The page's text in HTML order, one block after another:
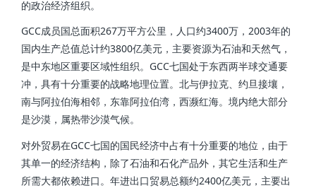
的政治经济组织。
GCC成员国总面积267万平方公里，人口约3400万，2003年的
国内生产总值总计约3800亿美元，主要资源为石油和天然气，
是中东地区重要区域性组织。GCC七国处于东西两半球交通要
冲，具有十分重要的战略地理位置。北与伊拉克、约旦接壤，
南与阿拉伯海相邻，东靠阿拉伯湾，西濒红海。境内绝大部分
是沙漠，属热带沙漠气候。
对外贸易在GCC七国的国民经济中占有十分重要的地位，由于
其单一的经济结构，除了石油和石化产品外，其它生活和生产
所需大都依赖进口。年进出口贸易总额约2400亿美元，主要出